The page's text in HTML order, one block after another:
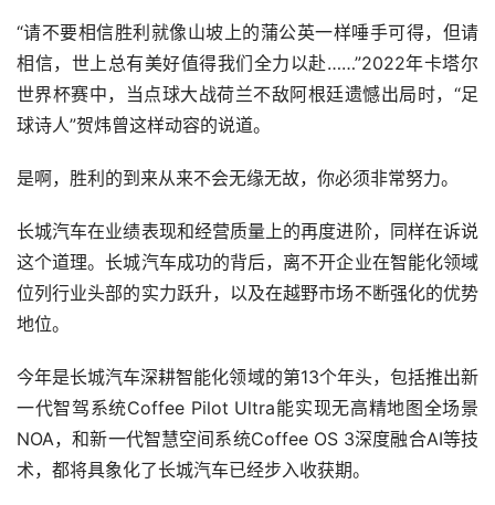
“请不要相信胜利就像山坡上的蒲公英一样唾手可得，但请
相信，世上总有美好值得我们全力以赴……”2022年卡塔尔
世界杯赛中，当点球大战荷兰不敌阿根廷遗憾出局时，“足
球诗人”贺炜曾这样动容的说道。
是啊，胜利的到来从来不会无缘无故，你必须非常努力。
长城汽车在业绩表现和经营质量上的再度进阶，同样在诉说
这个道理。长城汽车成功的背后，离不开企业在智能化领域
位列行业头部的实力跃升，以及在越野市场不断强化的优势
地位。
今年是长城汽车深耕智能化领域的第13个年头，包括推出新
一代智驾系统Coffee Pilot Ultra能实现无高精地图全场景
NOA，和新一代智慧空间系统Coffee OS 3深度融合AI等技
术，都将具象化了长城汽车已经步入收获期。